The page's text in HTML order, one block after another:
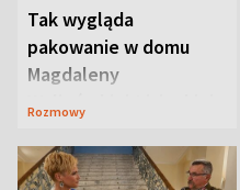
Tak wygląda
pakowanie w domu
Magdaleny
Waligórskiej-Lisieckiej.
Rozmowy